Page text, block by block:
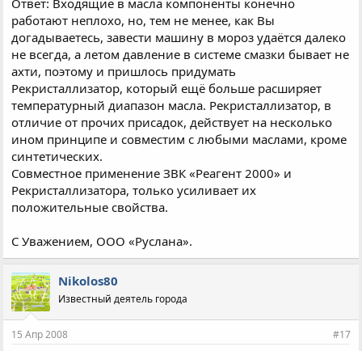
работают неплохо, но, тем не менее, как Вы
догадываетесь, завести машину в мороз удаётся далеко
не всегда, а летом давление в системе смазки бывает не
ахти, поэтому и пришлось придумать
Рекристаллизатор, который ещё больше расширяет
температурный диапазон масла. Рекристаллизатор, в
отличие от прочих присадок, действует на несколько
ином принципе и совместим с любыми маслами, кроме
синтетических.
Совместное применение ЗВК «Реагент 2000» и
Рекристаллизатора, только усиливает их
положительные свойства.
С Уважением, ООО «Руслана».
Nikolos80
Известный деятель города
15 Апр 2008 #17